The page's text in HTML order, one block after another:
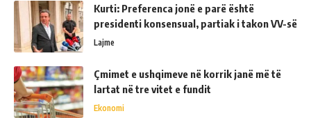
Kurti: Preferenca jonë e parë është
presidenti konsensual, partiak i takon VV-së
Lajme
Çmimet e ushqimeve në korrik janë më të
lartat në tre vitet e fundit
Ekonomi